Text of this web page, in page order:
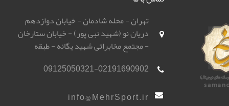
تهران - محله شادمان - خیابان دوازدهم
دریان نو (شهید نبی پور) - خیابان ستارخان
- مجتمع مخابراتی شهید یگانه - طبقه
(مهرگان)
09125050321-02191690902
info@MehrSport.ir